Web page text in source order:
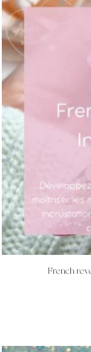
ACHETEZ
French